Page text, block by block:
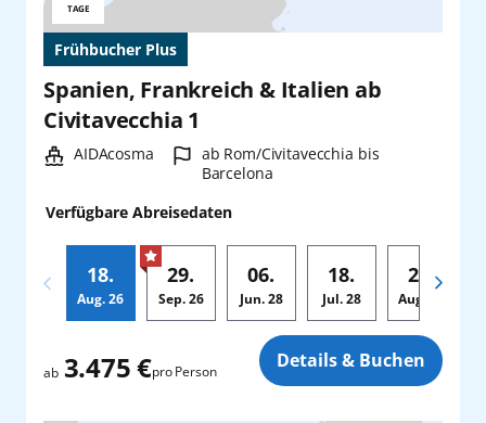
Frühbucher Plus
Spanien, Frankreich & Italien ab
Civitavecchia 1
Schiff:
AIDAcosma Hafen:
ab Rom/Civitavecchia bis
Barcelona
Verfügbare Abreisedaten
18.
Aug. 26
29.
Sep.26
06.
Jun.28
18.
Jul.28
29.
Aug.
Reisedauer:
TAGE
ab 3.475 €pro Person Details & Buchen